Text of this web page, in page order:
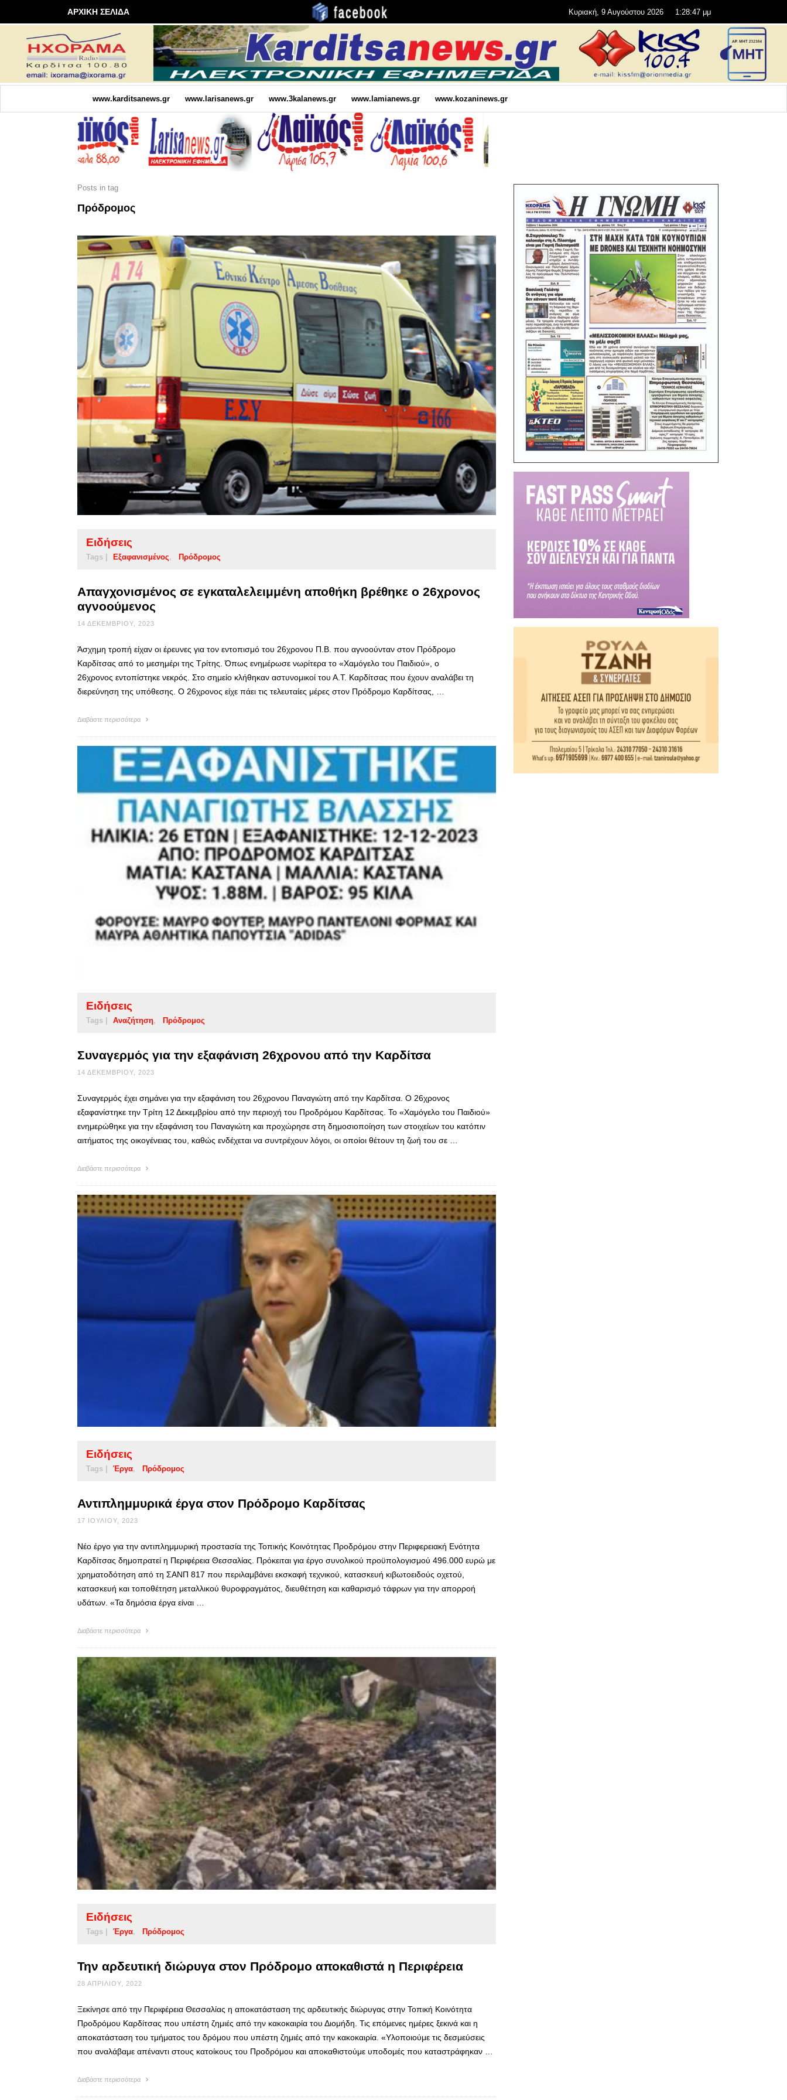
ΑΡΧΙΚΗ ΣΕΛΙΔΑ Κυριακή, 9 Αυγούστου 2026 1:28:49 μμ
www.karditsanews.gr www.larisanews.gr www.3kalanews.gr www.lamianews.gr www.kozaninews.gr
Posts in tag
Πρόδρομος
Ειδήσεις
Tags | Εξαφανισμένος Πρόδρομος
Απαγχονισμένος σε εγκαταλελειμμένη αποθήκη βρέθηκε ο 26χρονος
αγνοούμενος
14 ΔΕΚΕΜΒΡΊΟΥ, 2023
Άσχημη τροπή είχαν οι έρευνες για τον εντοπισμό του 26χρονου Π.Β. που αγνοούνταν στον Πρόδρομο
Καρδίτσας από το μεσημέρι της Τρίτης. Όπως ενημέρωσε νωρίτερα το «Χαμόγελο του Παιδιού», ο
26χρονος εντοπίστηκε νεκρός. Στο σημείο κλήθηκαν αστυνομικοί του Α.Τ. Καρδίτσας που έχουν αναλάβει τη
διερεύνηση της υπόθεσης. Ο 26χρονος είχε πάει τις τελευταίες μέρες στον Πρόδρομο Καρδίτσας, …
Διαβάστε περισσότερα
Ειδήσεις
Tags | Αναζήτηση Πρόδρομος
Συναγερμός για την εξαφάνιση 26χρονου από την Καρδίτσα
14 ΔΕΚΕΜΒΡΊΟΥ, 2023
Συναγερμός έχει σημάνει για την εξαφάνιση του 26χρονου Παναγιώτη από την Καρδίτσα. Ο 26χρονος
εξαφανίστηκε την Τρίτη 12 Δεκεμβρίου από την περιοχή του Προδρόμου Καρδίτσας. Το «Χαμόγελο του Παιδιού»
ενημερώθηκε για την εξαφάνιση του Παναγιώτη και προχώρησε στη δημοσιοποίηση των στοιχείων του κατόπιν
αιτήματος της οικογένειας του, καθώς ενδέχεται να συντρέχουν λόγοι, οι οποίοι θέτουν τη ζωή του σε …
Διαβάστε περισσότερα
Ειδήσεις
Tags | Έργα Πρόδρομος
Αντιπλημμυρικά έργα στον Πρόδρομο Καρδίτσας
17 ΙΟΥΛΊΟΥ, 2023
Νέο έργο για την αντιπλημμυρική προστασία της Τοπικής Κοινότητας Προδρόμου στην Περιφερειακή Ενότητα
Καρδίτσας δημοπρατεί η Περιφέρεια Θεσσαλίας. Πρόκειται για έργο συνολικού προϋπολογισμού 496.000 ευρώ με
χρηματοδότηση από τη ΣΑΝΠ 817 που περιλαμβάνει εκσκαφή τεχνικού, κατασκευή κιβωτοειδούς οχετού,
κατασκευή και τοποθέτηση μεταλλικού θυροφραγμάτος, διευθέτηση και καθαρισμό τάφρων για την απορροή
υδάτων. «Τα δημόσια έργα είναι …
Διαβάστε περισσότερα
Ειδήσεις
Tags | Έργα Πρόδρομος
Την αρδευτική διώρυγα στον Πρόδρομο αποκαθιστά η Περιφέρεια
28 ΑΠΡΙΛΊΟΥ, 2022
Ξεκίνησε από την Περιφέρεια Θεσσαλίας η αποκατάσταση της αρδευτικής διώρυγας στην Τοπική Κοινότητα
Προδρόμου Καρδίτσας που υπέστη ζημιές από την κακοκαιρία του Διομήδη. Τις επόμενες ημέρες ξεκινά και η
αποκατάσταση του τμήματος του δρόμου που υπέστη ζημιές από την κακοκαιρία. «Υλοποιούμε τις δεσμεύσεις
που αναλάβαμε απέναντι στους κατοίκους του Προδρόμου και αποκαθιστούμε υποδομές που καταστράφηκαν …
Διαβάστε περισσότερα